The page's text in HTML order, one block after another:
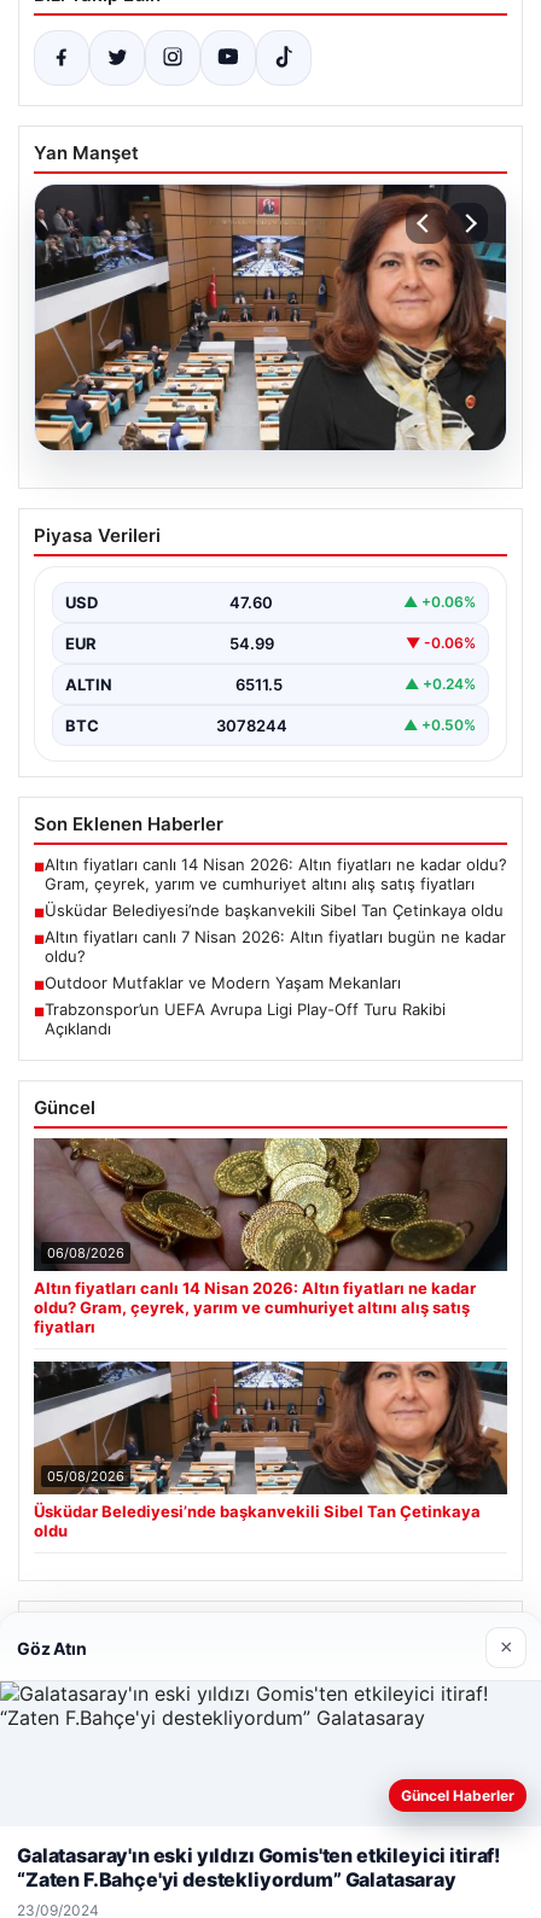
Yan Manşet
Üsküdar Belediyesi’nde başkanvekili
Sibel Tan Çetinkaya oldu
Piyasa Verileri
USD 47.60 ▲ +0.06%
EUR 54.99 ▼ -0.06%
ALTIN 6511.5 ▲ +0.24%
BTC 3078244 ▲ +0.50%
Son Eklenen Haberler
■Altın fiyatları canlı 14 Nisan 2026: Altın fiyatları ne kadar oldu?
Gram, çeyrek, yarım ve cumhuriyet altını alış satış fiyatları
■Üsküdar Belediyesi’nde başkanvekili Sibel Tan Çetinkaya oldu
■Altın fiyatları canlı 7 Nisan 2026: Altın fiyatları bugün ne kadar
oldu?
■Outdoor Mutfaklar ve Modern Yaşam Mekanları
■Trabzonspor’un UEFA Avrupa Ligi Play-Off Turu Rakibi
Açıklandı
Güncel
06/08/2026
Altın fiyatları canlı 14 Nisan 2026: Altın fiyatları ne kadar
oldu? Gram, çeyrek, yarım ve cumhuriyet altını alış satış
fiyatları
05/08/2026
Üsküdar Belediyesi’nde başkanvekili Sibel Tan Çetinkaya
oldu
Enes Kaplan Avukatlık Bürosu
28/04/2026
© 2026 Havadis Haber | Güncel Haberler
Web sitemizi nasıl kullandığınızı daha iyi anlayabilmek,
kullanıyoruz.Çerez Politikamız
Kabul Et
Göz Atın ×
Güncel Haberler
Galatasaray'ın eski yıldızı Gomis'ten etkileyici itiraf!
“Zaten F.Bahçe'yi destekliyordum” Galatasaray
23/09/2024